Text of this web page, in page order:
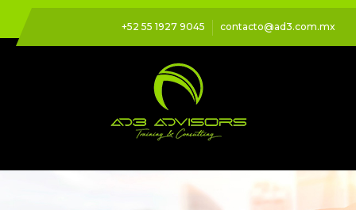
+52 55 1927 9045 contacto@ad3.com.mx